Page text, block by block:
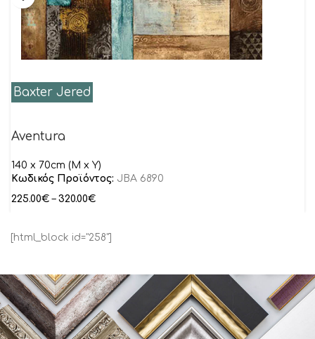
Baxter Jered
Aventura
140 x 70cm (M x Y)
Κωδικός Προϊόντος: JBA 6890
225.00€ – 320.00€
[html_block id="258"]